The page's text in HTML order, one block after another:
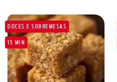
DOCES E SOBREMESAS
15 MIN